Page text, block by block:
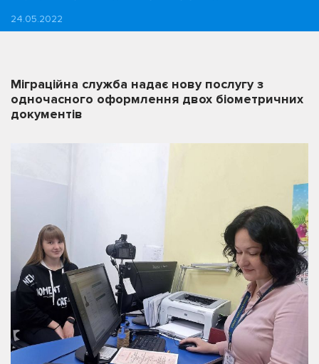
24.05.2022
Міграційна служба надає нову послугу з
одночасного оформлення двох біометричних
документів